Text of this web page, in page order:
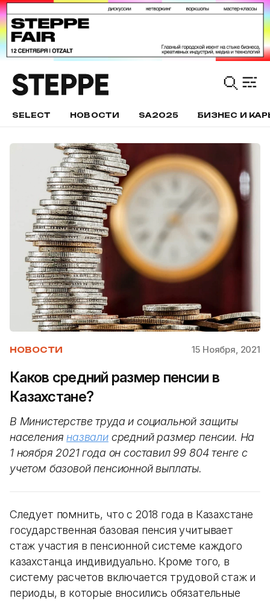
SELECT НОВОСТИ SA2025 БИЗНЕС И
НОВОСТИ 15 Ноября, 2021
Каков средний размер пенсии в
Казахстане?
В Министерстве труда и социальной защиты
населенияназвалисредний размер пенсии. На
1 ноября 2021 года он составил 99 804 тенге с
учетом базовой пенсионной выплаты.
Следует помнить, что с 2018 года в Казахстане
государственная базовая пенсия учитывает
стаж участия в пенсионной системе каждого
казахстанца индивидуально. Кроме того, в
систему расчетов включается трудовой стаж и
периоды, в которые вносились обязательные